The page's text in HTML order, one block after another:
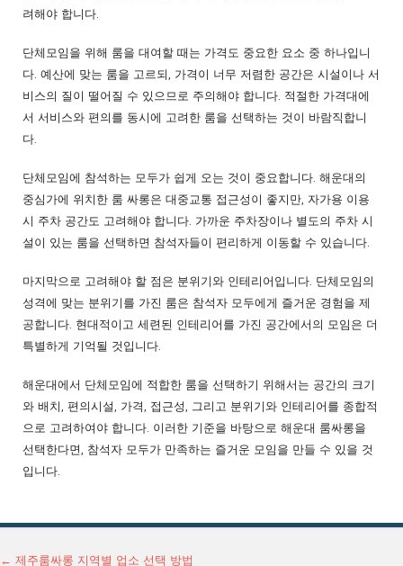
려해야 합니다.
단체모임을 위해 룸을 대여할 때는 가격도 중요한 요소 중 하나입니
다. 예산에 맞는 룸을 고르되, 가격이 너무 저렴한 공간은 시설이나 서
비스의 질이 떨어질 수 있으므로 주의해야 합니다. 적절한 가격대에
서 서비스와 편의를 동시에 고려한 룸을 선택하는 것이 바람직합니
다.
단체모임에 참석하는 모두가 쉽게 오는 것이 중요합니다. 해운대의
중심가에 위치한 룸 싸롱은 대중교통 접근성이 좋지만, 자가용 이용
시 주차 공간도 고려해야 합니다. 가까운 주차장이나 별도의 주차 시
설이 있는 룸을 선택하면 참석자들이 편리하게 이동할 수 있습니다.
마지막으로 고려해야 할 점은 분위기와 인테리어입니다. 단체모임의
성격에 맞는 분위기를 가진 룸은 참석자 모두에게 즐거운 경험을 제
공합니다. 현대적이고 세련된 인테리어를 가진 공간에서의 모임은 더
특별하게 기억될 것입니다.
해운대에서 단체모임에 적합한 룸을 선택하기 위해서는 공간의 크기
와 배치, 편의시설, 가격, 접근성, 그리고 분위기와 인테리어를 종합적
으로 고려하여야 합니다. 이러한 기준을 바탕으로 해운대 룸싸롱을
선택한다면, 참석자 모두가 만족하는 즐거운 모임을 만들 수 있을 것
입니다.
← 제주룸싸롱 지역별 업소 선택 방법